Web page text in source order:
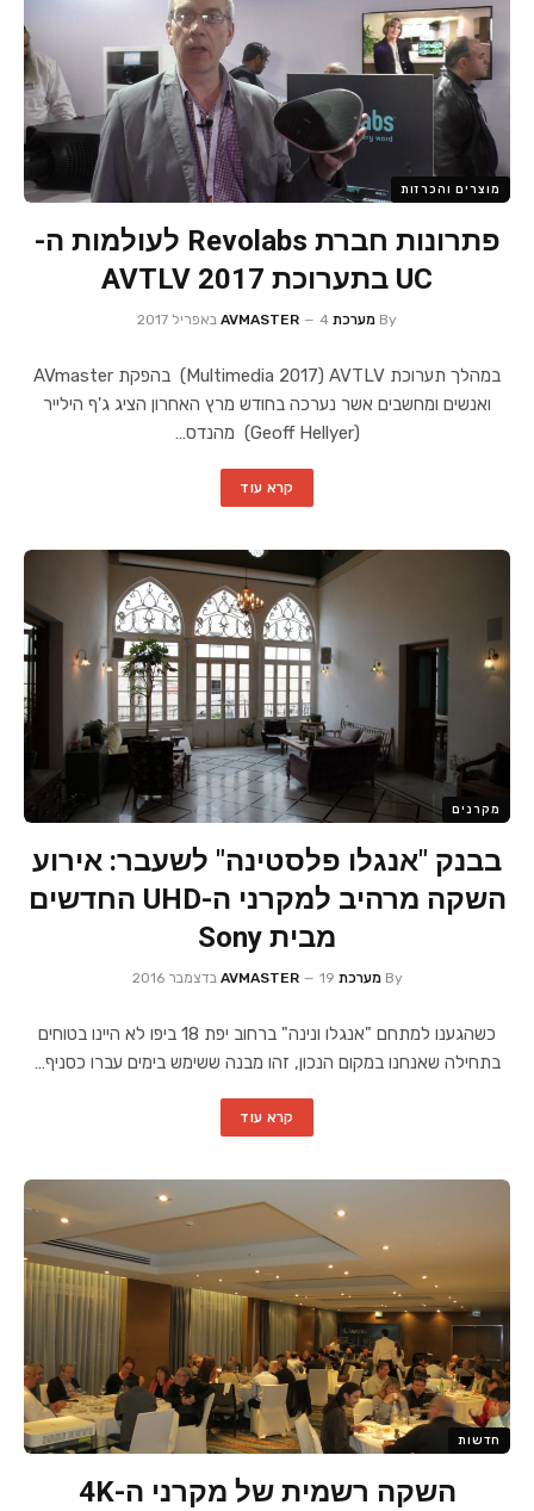
מוצרים והכרזות
פתרונות חברת Revolabs לעולמות ה-
UC בתערוכת AVTLV 2017
By מערכת AVMASTER 4 באפריל 2017
במהלך תערוכת Multimedia 2017) AVTLV) בהפקת AVmaster
ואנשים ומחשבים אשר נערכה בחודש מרץ האחרון הציג ג'ף הילייר
(Geoff Hellyer) מהנדס…
קרא עוד
מקרנים
בבנק "אנגלו פלסטינה" לשעבר: אירוע
השקה מרהיב למקרני ה-UHD החדשים
מבית Sony
By מערכת AVMASTER 19 בדצמבר 2016
כשהגענו למתחם "אנגלו ונינה" ברחוב יפת 18 ביפו לא היינו בטוחים
בתחילה שאנחנו במקום הנכון, זהו מבנה ששימש בימים עברו כסניף…
קרא עוד
חדשות
השקה רשמית של מקרני ה-4K